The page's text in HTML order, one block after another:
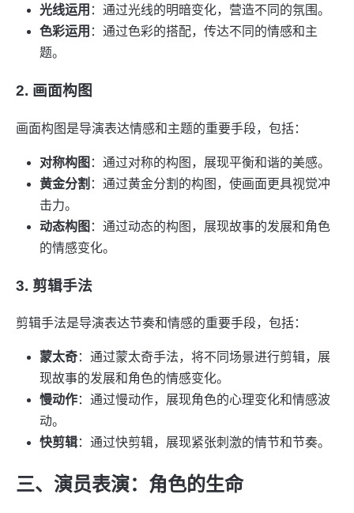
光线运用 ：通过光线的明暗变化，营造不同的氛围。
色彩运用 ：通过色彩的搭配，传达不同的情感和主
题。
2. 画面构图
画面构图是导演表达情感和主题的重要手段，包括：
对称构图 ：通过对称的构图，展现平衡和谐的美感。
黄金分割 ：通过黄金分割的构图，使画面更具视觉冲
击力。
动态构图 ：通过动态的构图，展现故事的发展和角色
的情感变化。
3. 剪辑手法
剪辑手法是导演表达节奏和情感的重要手段，包括：
蒙太奇：通过蒙太奇手法，将不同场景进行剪辑，展
现故事的发展和角色的情感变化。
慢动作：通过慢动作，展现角色的心理变化和情感波
动。
快剪辑：通过快剪辑，展现紧张刺激的情节和节奏。
三、演员表演：角色的生命